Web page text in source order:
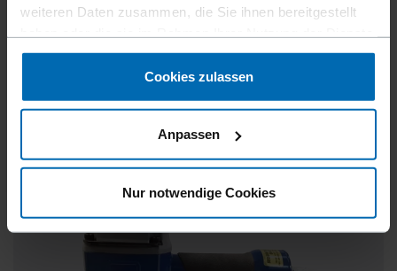
weiteren Daten zusammen, die Sie ihnen bereitgestellt
gesammelt haben.
Cookies zulassen
Anpassen
Nur notwendige Cookies
STEEL FRAMING MODEL 500A
21°, 65 mm, Coil Nagler, 22 - 14 GA.